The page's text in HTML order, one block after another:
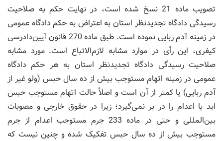
تصویب ماده 21 نسخ شده است، در نهایت حکم به صلاحیت
رسیدگی دادگاه تجدیدنظر استان به اعتراض به حکم دادگاه عمومی
در زمینه آدم ربایی نموده است. طبق ماده 270 قانون آیین‌دادرسی
کیفری، این رأی در موارد مشابه لازم‌الاتباع است. مورد مشابه
صلاحیت رسیدگی دادگاه تجدیدنظر استان به هر حکم دادگاه
عمومی در زمینه اتهام مستوجب بیش از ده سال حبس (ولو غیر از
آدم ربایی) یا کمتر از آن است و اصلاً حالت اتهام مستوجب حبس
ابد یا اعدام را در بر نمی‌گیرد؛ زیرا در حقوق خارجی و مصوبات
بین‌المللی و حتی در ماده 233 جرم مستوجب اعدام از جرم
مستوجب بیش از ده سال حبس تفکیک شده و چنین نیست که